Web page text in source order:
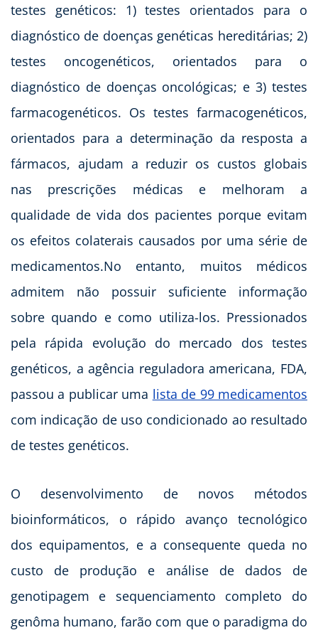
testes genéticos: 1) testes orientados para o
diagnóstico de doenças genéticas hereditárias; 2)
testes oncogenéticos, orientados para o
diagnóstico de doenças oncológicas; e 3) testes
farmacogenéticos. Os testes farmacogenéticos,
orientados para a determinação da resposta a
fármacos, ajudam a reduzir os custos globais
nas prescrições médicas e melhoram a
qualidade de vida dos pacientes porque evitam
os efeitos colaterais causados por uma série de
medicamentos.No entanto, muitos médicos
admitem não possuir suficiente informação
sobre quando e como utiliza-los. Pressionados
pela rápida evolução do mercado dos testes
genéticos, a agência reguladora americana, FDA,
passou a publicar uma lista de 99 medicamentos
com indicação de uso condicionado ao resultado
de testes genéticos.
O desenvolvimento de novos métodos
bioinformáticos, o rápido avanço tecnológico
dos equipamentos, e a consequente queda no
custo de produção e análise de dados de
genotipagem e sequenciamento completo do
genôma humano, farão com que o paradigma do